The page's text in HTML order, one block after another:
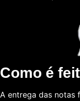
Como é
A entrega das notas